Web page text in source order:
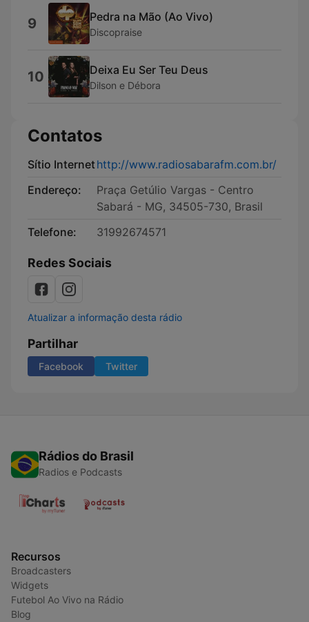
9 Pedra na Mão (Ao Vivo)
Discopraise
10 Deixa Eu Ser Teu Deus
Dilson e Débora
Contatos
Sítio Internethttp://www.radiosabarafm.com.br/
Endereço:
Praça Getúlio Vargas - Centro
Sabará - MG, 34505-730, Brasil
Telefone:
31992674571
Redes Sociais
Atualizar a informação desta rádio
Partilhar
Facebook Twitter
Rádios do Brasil
Radios e Podcasts
Recursos
Broadcasters
Widgets
Futebol Ao Vivo na Rádio
Blog